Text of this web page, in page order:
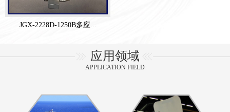
JGX-2228D-1250B多应...
应用领域
APPLICATION FIELD